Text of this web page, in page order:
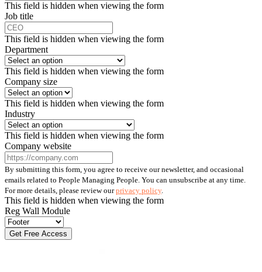
This field is hidden when viewing the form
Job title
This field is hidden when viewing the form
Department
This field is hidden when viewing the form
Company size
This field is hidden when viewing the form
Industry
This field is hidden when viewing the form
Company website
By submitting this form, you agree to receive our newsletter, and occasional
emails related to People Managing People. You can unsubscribe at any time.
For more details, please review ourprivacy policy.
This field is hidden when viewing the form
Reg Wall Module